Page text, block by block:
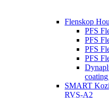
Flenskop
PFS
PFS
PFS
PFS
SMART
RVS-A2